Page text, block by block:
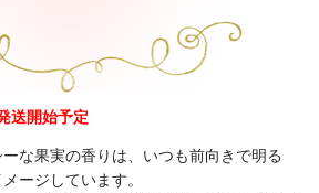
送開始予定
ーな果実の香りは、いつも前向きで明る
ージしています。